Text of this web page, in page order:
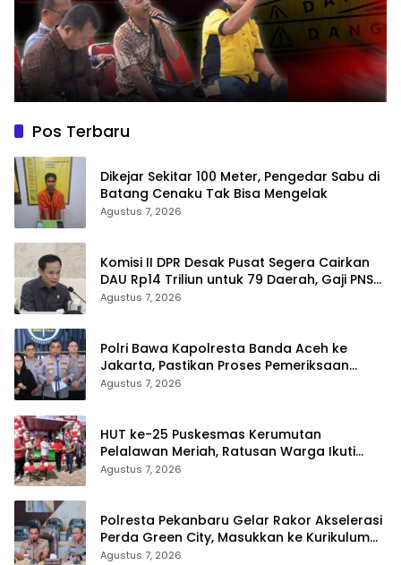
Pos Terbaru
Dikejar Sekitar 100 Meter, Pengedar Sabu di
Agustus 7, 2026
Komisi II DPR Desak Pusat Segera Cairkan
DAU Rp14 Triliun untuk 79 Daerah, Gaji PNS
Terancam Telat
Agustus 7, 2026
Polri Bawa Kapolresta Banda Aceh ke
Jakarta, Pastikan Proses Pemeriksaan
Profesional dan Transparan
Agustus 7, 2026
HUT ke-25 Puskesmas Kerumutan
Pelalawan Meriah, Ratusan Warga Ikuti
Jalan Santai dan Cek Kesehatan Gratis
Agustus 7, 2026
Polresta Pekanbaru Gelar Rakor Akselerasi
Perda Green City, Masukkan ke Kurikulum
Sekolah
Agustus 7, 2026